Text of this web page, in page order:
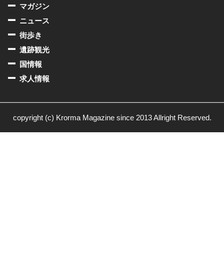
マガジン
ニュース
街歩き
遺跡観光
国情報
求人情報
copyright (c) Krorma Magazine since 2013 Allright Reserved.